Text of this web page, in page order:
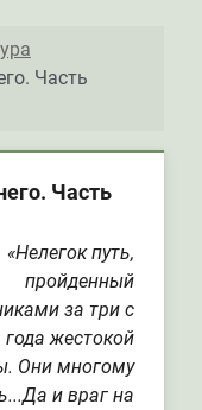
Часть
Часть
«Нелегок путь,
пройденный
за три с
жестокой
Они многому
и враг на